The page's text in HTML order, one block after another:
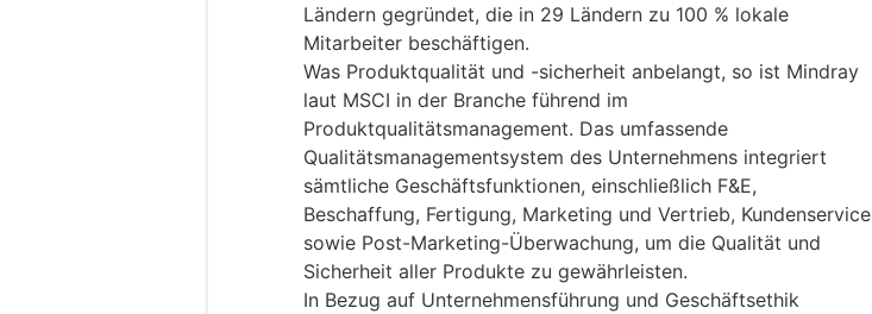
Ländern gegründet, die in 29 Ländern zu 100 % lokale
Mitarbeiter beschäftigen.
Was Produktqualität und -sicherheit anbelangt, so ist Mindray
laut MSCI in der Branche führend im
Produktqualitätsmanagement. Das umfassende
Qualitätsmanagementsystem des Unternehmens integriert
sämtliche Geschäftsfunktionen, einschließlich F&E,
Beschaffung, Fertigung, Marketing und Vertrieb, Kundenservice
sowie Post-Marketing-Überwachung, um die Qualität und
Sicherheit aller Produkte zu gewährleisten.
In Bezug auf Unternehmensführung und Geschäftsethik